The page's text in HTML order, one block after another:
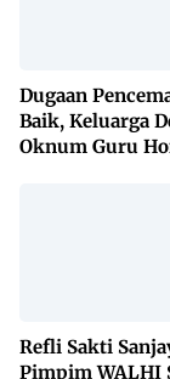
Dugaan
Baik, Keluarga
Oknum Guru
Refli Sakti
Pimpim WALHI